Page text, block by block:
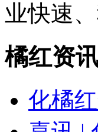
业快速
橘红资
化橘